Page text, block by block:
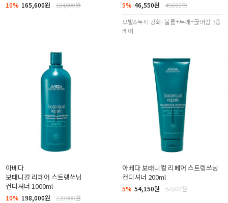
10% 165,600원 184,000원 5% 46,550원
49,000원
모발&두피 강화! 볼륨+두께+끊어짐 3중
케어
아베다
보태니컬 리페어 스트렝쓰닝
컨디셔너 1000ml
10% 198,000원 220,000원
아베다 보태니컬 리페어 스트렝쓰닝
컨디셔너 200ml
5% 54,150원 57,000원